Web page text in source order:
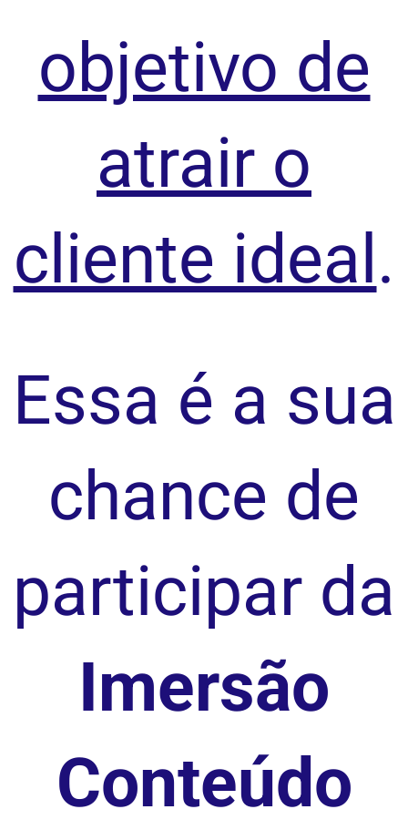
objetivo de
atrair o
cliente ideal.
Essa é a sua
chance de
participar da
Imersão
Conteúdo